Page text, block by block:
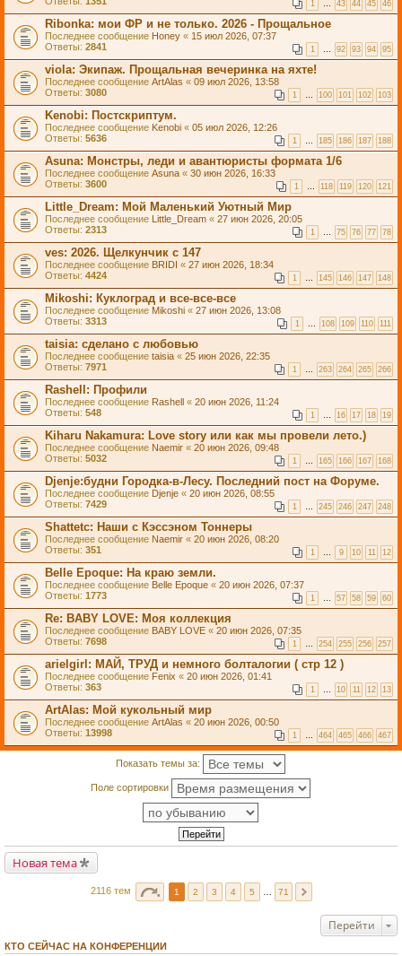
1 … 43 44 45 46
Ribonkа: мои ФР и не только. 2026 - Прощальное
Последнее сообщение Honey « 15 июл 2026, 07:37
Ответы: 2841 1 … 92 93 94 95
viola: Экипаж. Прощальная вечеринка на яхте!
Последнее сообщение ArtAlas « 09 июл 2026, 13:58
Ответы: 3080 1 … 100 101 102 103
Kenobi: Постскриптум.
Последнее сообщение Kenobi « 05 июл 2026, 12:26
Ответы: 5636 1 … 185 186 187 188
Asuna: Монстры, леди и авантюристы формата 1/6
Последнее сообщение Asuna « 30 июн 2026, 16:33
Ответы: 3600 1 … 118 119 120 121
Little_Dream: Мой Маленький Уютный Мир
Последнее сообщение Little_Dream « 27 июн 2026, 20:05
Ответы: 2313 1 … 75 76 77 78
ves: 2026. Щелкунчик с 147
Последнее сообщение BRIDI « 27 июн 2026, 18:34
Ответы: 4424 1 … 145 146 147 148
Mikoshi: Куклоград и все-все-все
Последнее сообщение Mikoshi « 27 июн 2026, 13:08
Ответы: 3313 1 … 108 109 110 111
taisia: сделано с любовью
Последнее сообщение taisia « 25 июн 2026, 22:35
Ответы: 7971 1 … 263 264 265 266
Rashell: Профили
Последнее сообщение Rashell « 20 июн 2026, 11:24
Ответы: 548 1 … 16 17 18 19
Kiharu Nakamura: Love story или как мы провели лето.)
Последнее сообщение Naemir « 20 июн 2026, 09:48
Ответы: 5032 1 … 165 166 167 168
Djenje:будни Городка-в-Лесу. Последний пост на Форуме.
Последнее сообщение Djenje « 20 июн 2026, 08:55
Ответы: 7429 1 … 245 246 247 248
Shattetc: Наши с Кэссэном Тоннеры
Последнее сообщение Naemir « 20 июн 2026, 08:20
Ответы: 351 1 … 9 10 11 12
Belle Epoque: На краю земли.
Последнее сообщение Belle Epoque « 20 июн 2026, 07:37
Ответы: 1773 1 … 57 58 59 60
Re: BABY LOVE: Моя коллекция
Последнее сообщение BABY LOVE « 20 июн 2026, 07:35
Ответы: 7698 1 … 254 255 256 257
arielgirl: МАЙ, ТРУД и немного болталогии ( стр 12 )
Последнее сообщение Fenix « 20 июн 2026, 01:41
Ответы: 363 1 … 10 11 12 13
ArtAlas: Мой кукольный мир
Последнее сообщение ArtAlas « 20 июн 2026, 00:50
Ответы: 13998 1 … 464 465 466 467
Показать темы за:
Поле сортировки
Новая тема
2116 тем 1 2 3 4 5 71
Перейти
КТО СЕЙЧАС НА КОНФЕРЕНЦИИ